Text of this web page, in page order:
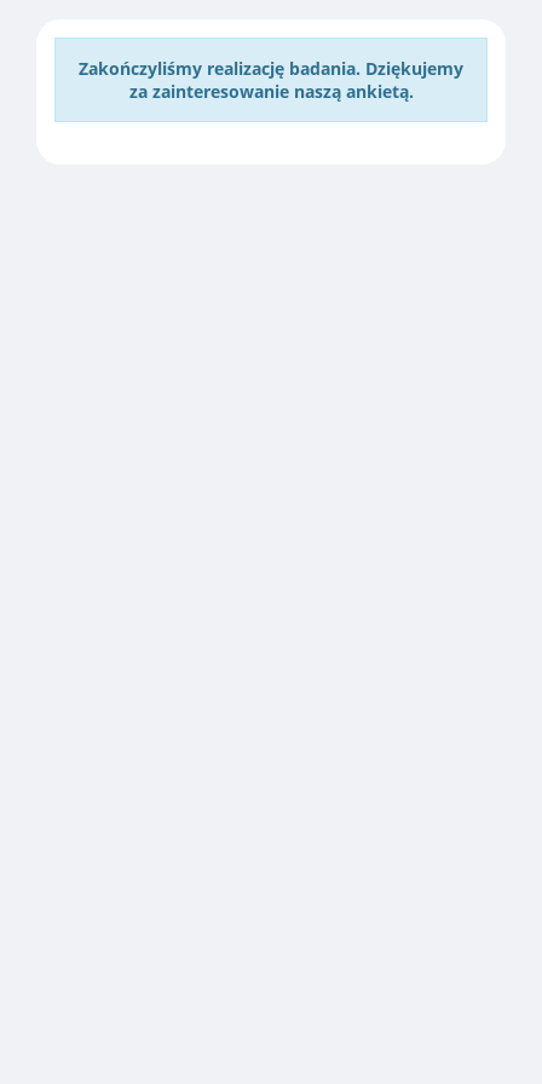
Zakończyliśmy realizację badania. Dziękujemy
za zainteresowanie naszą ankietą.